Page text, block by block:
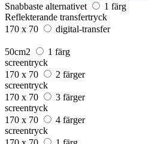
Snabbaste alternativet
1 färg
Reflekterande transfertryck
170 x 70
digital-transfer
50cm2
1 färg
screentryck
170 x 70
2 färger
screentryck
170 x 70
3 färger
screentryck
170 x 70
4 färger
screentryck